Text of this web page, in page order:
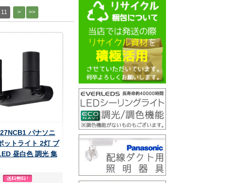
11
パナソニ
ットライト 2灯 ブ
昼白色 調光 集